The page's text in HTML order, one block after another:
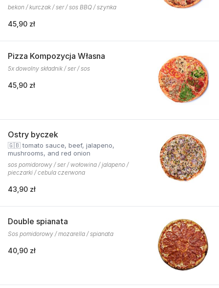
bekon / kurczak / ser / sos BBQ / szynka
45,90 zł
Pizza Kompozycja Własna
5x dowolny składnik / ser / sos
45,90 zł
Ostry byczek
🇬🇧 tomato sauce, beef, jalapeno,
mushrooms, and red onion
sos pomidorowy / ser / wołowina / jalapeno /
pieczarki / cebula czerwona
43,90 zł
Double spianata
Sos pomidorowy / mozarella / spianata
40,90 zł